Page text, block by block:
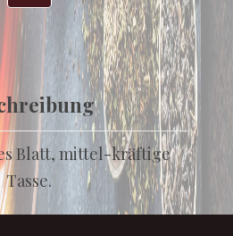
Blatt, mittel-kräftige
Tasse.